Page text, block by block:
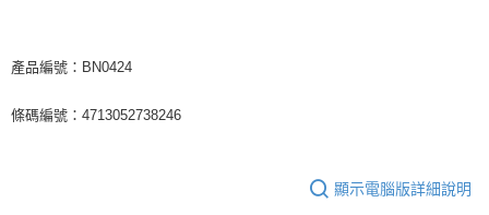
產品編號：BN0424
條碼編號：4713052738246
顯示電腦版詳細說明